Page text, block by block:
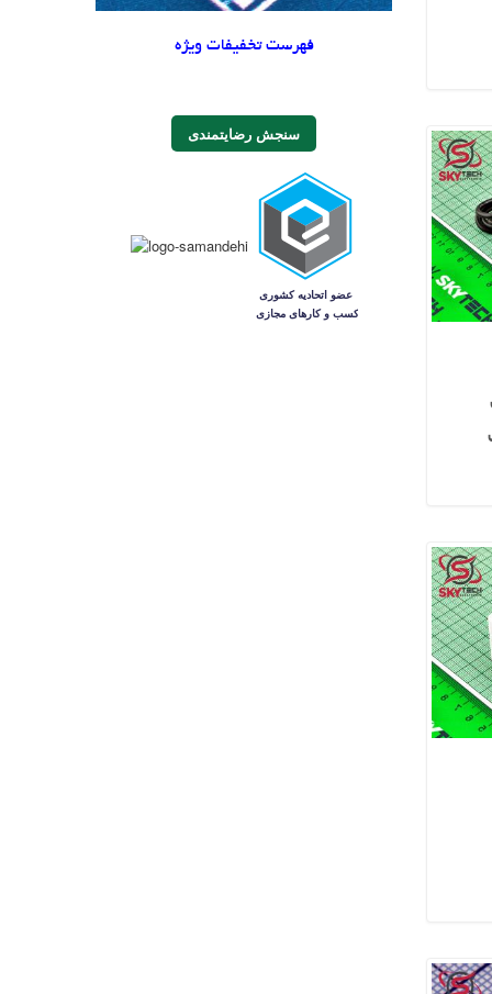
فهرست تخفیفات ویژه
سنجش رضایتمندی